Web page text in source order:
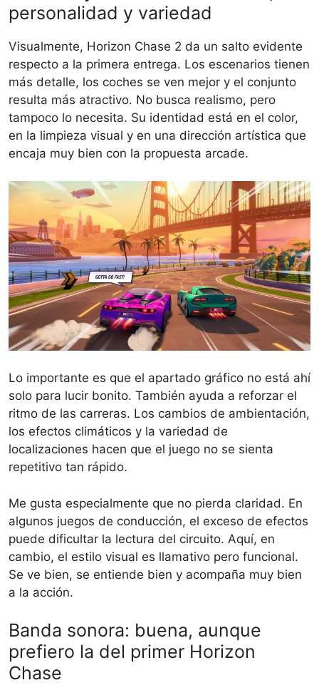
personalidad y variedad
Visualmente, Horizon Chase 2 da un salto evidente
respecto a la primera entrega. Los escenarios tienen
más detalle, los coches se ven mejor y el conjunto
resulta más atractivo. No busca realismo, pero
tampoco lo necesita. Su identidad está en el color,
en la limpieza visual y en una dirección artística que
encaja muy bien con la propuesta arcade.
Lo importante es que el apartado gráfico no está ahí
solo para lucir bonito. También ayuda a reforzar el
ritmo de las carreras. Los cambios de ambientación,
los efectos climáticos y la variedad de
localizaciones hacen que el juego no se sienta
repetitivo tan rápido.
Me gusta especialmente que no pierda claridad. En
algunos juegos de conducción, el exceso de efectos
puede dificultar la lectura del circuito. Aquí, en
cambio, el estilo visual es llamativo pero funcional.
Se ve bien, se entiende bien y acompaña muy bien
a la acción.
Banda sonora: buena, aunque
prefiero la del primer Horizon
Chase